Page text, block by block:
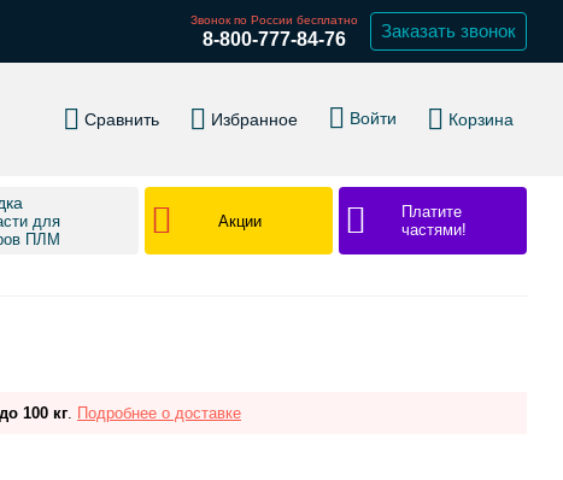
Звонок по России бесплатно
8-800-777-84-76 Заказать звонок
Сравнить Избранное Войти Корзина
для
ПЛМ
Акции
Платите
частями!
100 кг. Подробнее о доставке